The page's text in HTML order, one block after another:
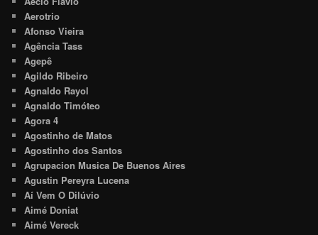
Aerotrio
Afonso Vieira
Agência Tass
Agepê
Agildo Ribeiro
Agnaldo Rayol
Agnaldo Timóteo
Agora 4
Agostinho de Matos
Agostinho dos Santos
Agrupacion Musica De Buenos Aires
Agustin Pereyra Lucena
Aí Vem O Dilúvio
Aimé Doniat
Aimé Vereck